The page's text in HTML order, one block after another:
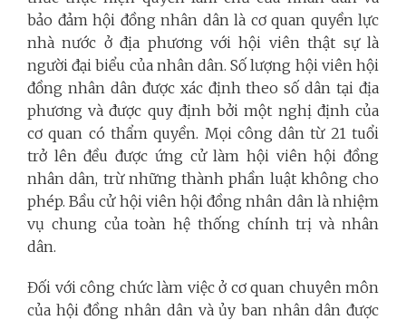
bảo đảm hội đồng nhân dân là cơ quan quyền lực
nhà nước ở địa phương với hội viên thật sự là
người đại biểu của nhân dân. Số lượng hội viên hội
đồng nhân dân được xác định theo số dân tại địa
phương và được quy định bởi một nghị định của
cơ quan có thẩm quyền. Mọi công dân từ 21 tuổi
trở lên đều được ứng cử làm hội viên hội đồng
nhân dân, trừ những thành phần luật không cho
phép. Bầu cử hội viên hội đồng nhân dân là nhiệm
vụ chung của toàn hệ thống chính trị và nhân
dân.
Đối với công chức làm việc ở cơ quan chuyên môn
của hội đồng nhân dân và ủy ban nhân dân được